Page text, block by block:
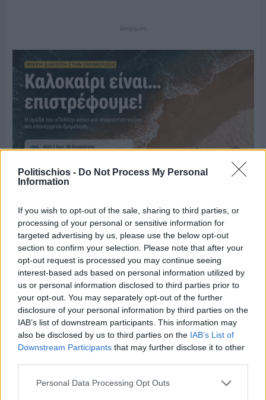
Politischios - Do Not Process My Personal
Information
If you wish to opt-out of the sale, sharing to third parties, or
processing of your personal or sensitive information for
targeted advertising by us, please use the below opt-out
section to confirm your selection. Please note that after your
opt-out request is processed you may continue seeing
interest-based ads based on personal information utilized by
us or personal information disclosed to third parties prior to
your opt-out. You may separately opt-out of the further
disclosure of your personal information by third parties on the
IAB’s list of downstream participants. This information may
also be disclosed by us to third parties on the IAB’s List of
Downstream Participants that may further disclose it to other
Personal Data Processing Opt Outs
Διαφήμιση
Πριν 8 ημέρες
Μία μικρή αλλά αναγκαία ανάπαυλα για την
ομάδα του «Πολίτη»